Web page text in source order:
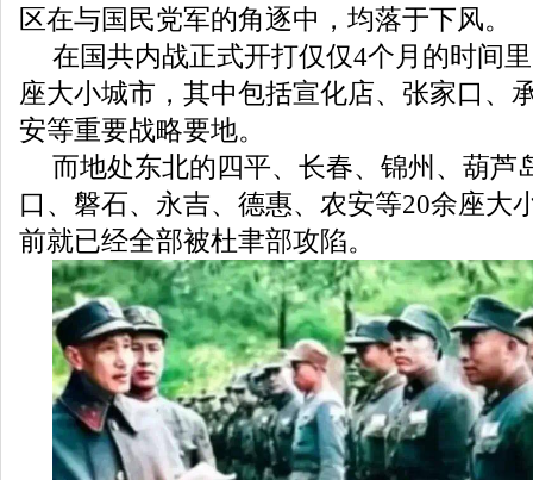
区在与国民党军的角逐中，均落于下风。
在国共内战正式开打仅仅4个月的时间
座大小城市，其中包括宣化店、张家口、
安等重要战略要地。
而地处东北的四平、长春、锦州、葫芦
口、磐石、永吉、德惠、农安等20余座大
前就已经全部被杜聿部攻陷。